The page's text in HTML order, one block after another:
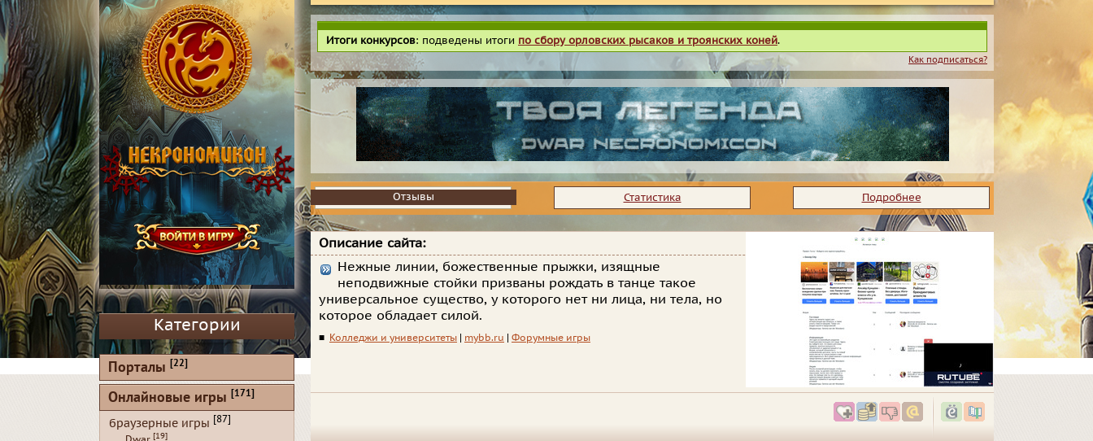
Итоги конкурсов: подведены итоги по сбору орловских рысаков и троянских коней.
Как подписаться?
Отзывы
Отзывы Статистика Подробнее
Описание сайта:
Нежные линии, божественные прыжки, изящные
неподвижные стойки призваны рождать в танце такое
универсальное существо, у которого нет ни лица, ни тела, но
которое обладает силой.
■ Колледжи и университеты mybb.ru Форумные игры
Категории
Порталы [22]
Онлайновые игры [171]
браузерные игры [87]
[19]